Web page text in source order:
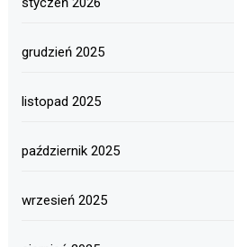
grudzień 2025
listopad 2025
październik 2025
wrzesień 2025